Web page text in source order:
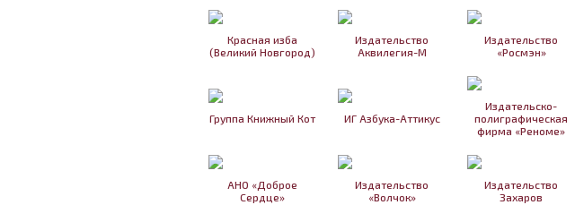
Красная изба
(Великий Новгород)
Издательство
Аквилегия-М
Издательство
«Росмэн»
Группа Книжный Кот ИГ Азбука-Аттикус
Издательско-
полиграфическая
фирма «Реноме»
АНО «Доброе
Сердце»
Издательство
«Волчок»
Издательство
Захаров